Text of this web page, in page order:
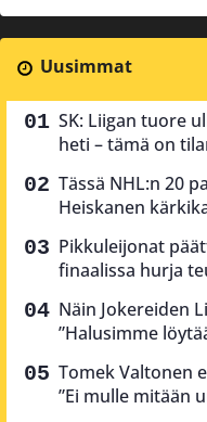
Uusimmat
SK: Liigan tuore
heti – tämä on
Tässä NHL:n 20
Heiskanen
Pikkuleijonat
finaalissa hurja
Näin Jokereiden
”Halusimme
Tomek Valtonen
”Ei mulle mitään